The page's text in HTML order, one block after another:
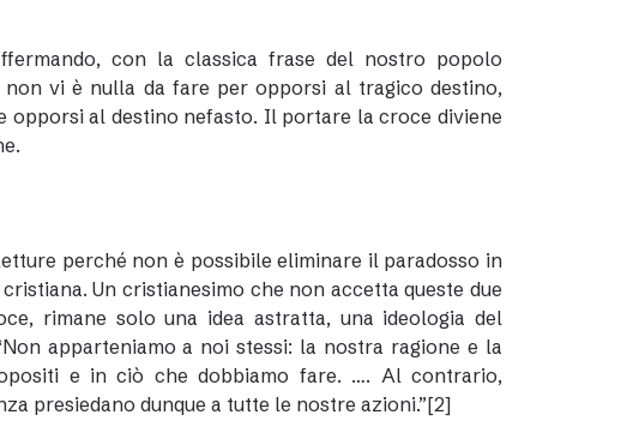
con la classica frase del nostro popolo
vi è nulla da fare per opporsi al tragico destino,
opporsi al destino nefasto. Il portare la croce diviene
perché non è possibile eliminare il paradosso in
Un cristianesimo che non accetta queste due
rimane solo una idea astratta, una ideologia del
apparteniamo a noi stessi: la nostra ragione e la
e in ciò che dobbiamo fare. …. Al contrario,
presiedano dunque a tutte le nostre azioni.”[2]